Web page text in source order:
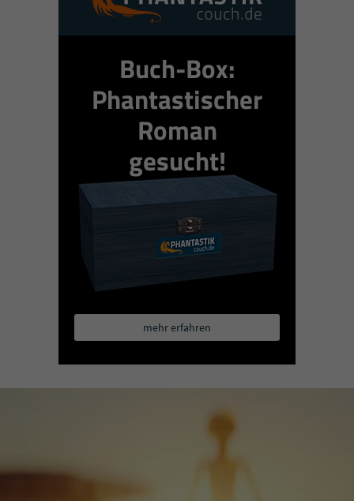
Buch-Box:
Phantastischer
Roman
gesucht!
mehr erfahren